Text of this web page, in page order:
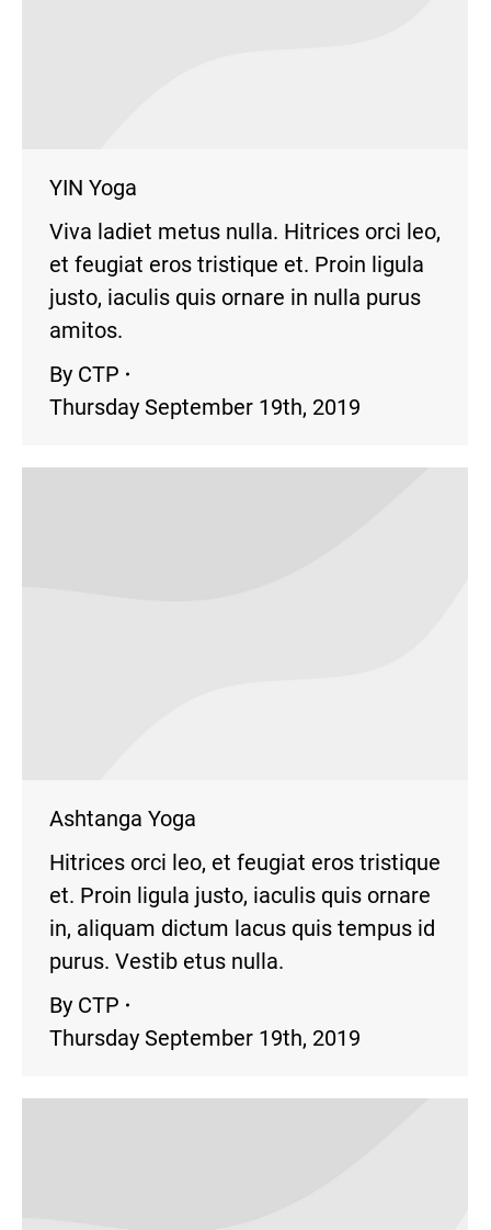
YIN Yoga
Viva ladiet metus nulla. Hitrices orci leo,
et feugiat eros tristique et. Proin ligula
justo, iaculis quis ornare in nulla purus
amitos.
By CTP
Thursday September 19th, 2019
Ashtanga Yoga
Hitrices orci leo, et feugiat eros tristique
et. Proin ligula justo, iaculis quis ornare
in, aliquam dictum lacus quis tempus id
purus. Vestib etus nulla.
By CTP
Thursday September 19th, 2019